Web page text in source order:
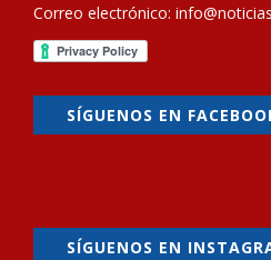
Correo electrónico:
SÍGUENOS EN
SÍGUENOS EN